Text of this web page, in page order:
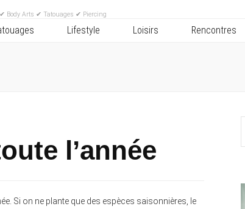
✔ Body Arts ✔ Tatouages ✔ Piercing
Lifestyle Loisirs Rencontres
l’année
Si on ne plante que des espèces saisonnières, le